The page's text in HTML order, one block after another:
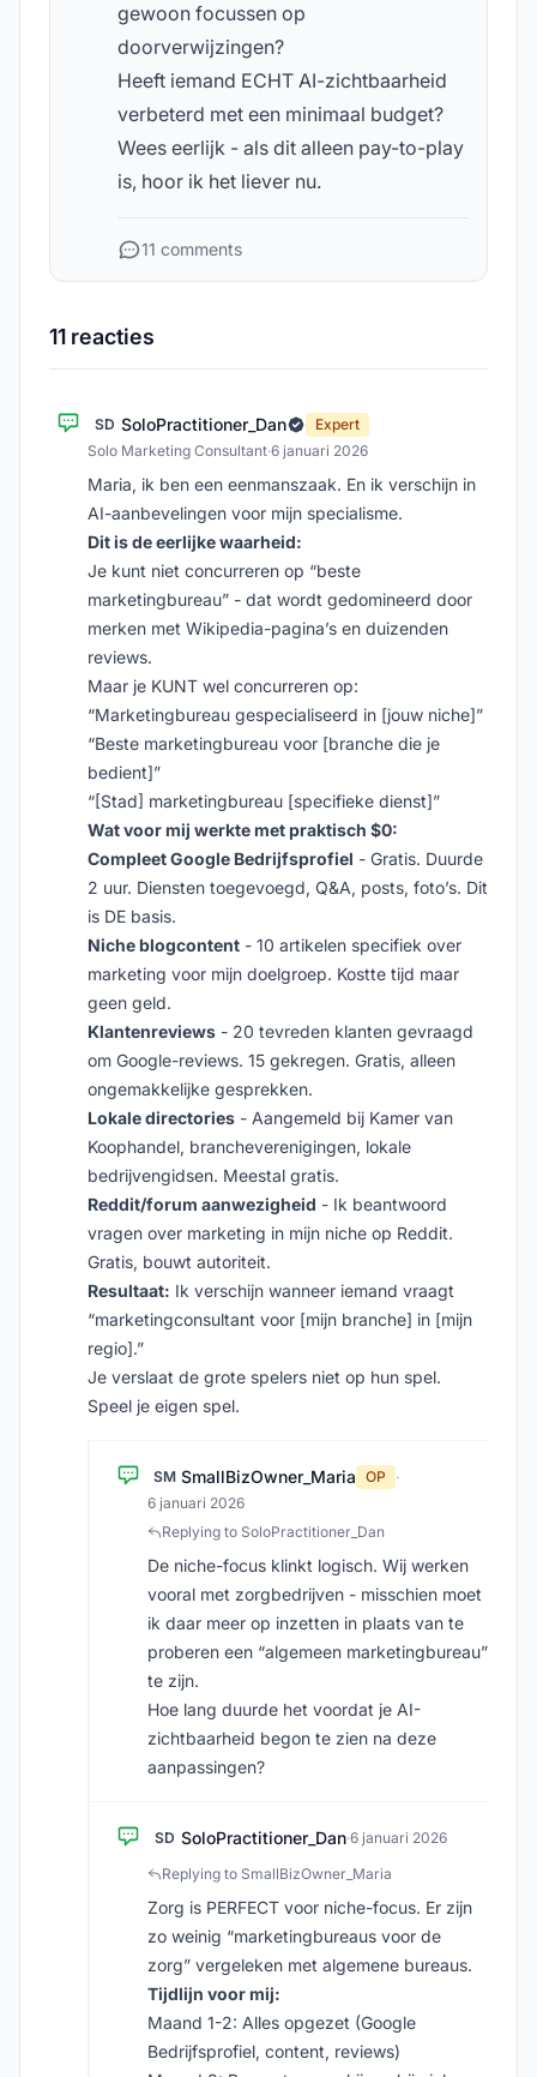
gewoon focussen op
doorverwijzingen?
Heeft iemand ECHT AI-zichtbaarheid
verbeterd met een minimaal budget?
Wees eerlijk - als dit alleen pay-to-play
is, hoor ik het liever nu.
11 comments
11 reacties
SD SoloPractitioner_Dan
Expert
Solo Marketing Consultant·6 januari 2026
Maria, ik ben een eenmanszaak. En ik verschijn in
AI-aanbevelingen voor mijn specialisme.
Dit is de eerlijke waarheid:
Je kunt niet concurreren op “beste
marketingbureau” - dat wordt gedomineerd door
merken met Wikipedia-pagina’s en duizenden
reviews.
Maar je KUNT wel concurreren op:
“Marketingbureau gespecialiseerd in [jouw niche]”
“Beste marketingbureau voor [branche die je
bedient]”
“[Stad] marketingbureau [specifieke dienst]”
Wat voor mij werkte met praktisch $0:
Compleet Google Bedrijfsprofiel - Gratis. Duurde
2 uur. Diensten toegevoegd, Q&A, posts, foto’s. Dit
is DE basis.
Niche blogcontent - 10 artikelen specifiek over
marketing voor mijn doelgroep. Kostte tijd maar
geen geld.
Klantenreviews - 20 tevreden klanten gevraagd
om Google-reviews. 15 gekregen. Gratis, alleen
ongemakkelijke gesprekken.
Lokale directories - Aangemeld bij Kamer van
Koophandel, brancheverenigingen, lokale
bedrijvengidsen. Meestal gratis.
Reddit/forum aanwezigheid - Ik beantwoord
vragen over marketing in mijn niche op Reddit.
Gratis, bouwt autoriteit.
Resultaat: Ik verschijn wanneer iemand vraagt
“marketingconsultant voor [mijn branche] in [mijn
regio].”
Je verslaat de grote spelers niet op hun spel.
Speel je eigen spel.
SM SmallBizOwner_Maria OP
·
6 januari 2026
Replying to SoloPractitioner_Dan
De niche-focus klinkt logisch. Wij werken
vooral met zorgbedrijven - misschien moet
ik daar meer op inzetten in plaats van te
proberen een “algemeen marketingbureau”
te zijn.
Hoe lang duurde het voordat je AI-
zichtbaarheid begon te zien na deze
aanpassingen?
SD SoloPractitioner_Dan·6 januari 2026
Replying to SmallBizOwner_Maria
Zorg is PERFECT voor niche-focus. Er zijn
zo weinig “marketingbureaus voor de
zorg” vergeleken met algemene bureaus.
Tijdlijn voor mij:
Maand 1-2: Alles opgezet (Google
Bedrijfsprofiel, content, reviews)